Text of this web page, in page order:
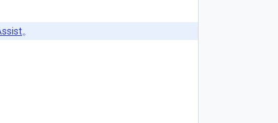
。